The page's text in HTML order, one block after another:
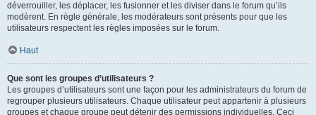
déverrouiller, les déplacer, les fusionner et les diviser dans le forum qu’ils
modèrent. En règle générale, les modérateurs sont présents pour que les
utilisateurs respectent les règles imposées sur le forum.
Haut
Que sont les groupes d’utilisateurs ?
Les groupes d’utilisateurs sont une façon pour les administrateurs du forum de
regrouper plusieurs utilisateurs. Chaque utilisateur peut appartenir à plusieurs
groupes et chaque groupe peut détenir des permissions individuelles. Ceci